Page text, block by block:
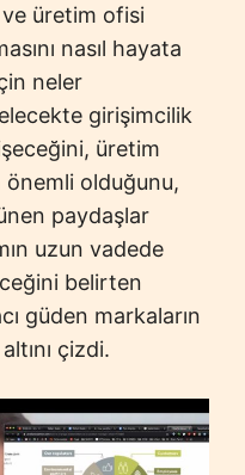
ve üretim ofisi
nasıl hayata
neler
girişimcilik
üretim
önemli olduğunu,
paydaşlar
uzun vadede
belirten
güden markaların
çizdi.